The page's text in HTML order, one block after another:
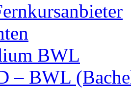
BWL
– BWL